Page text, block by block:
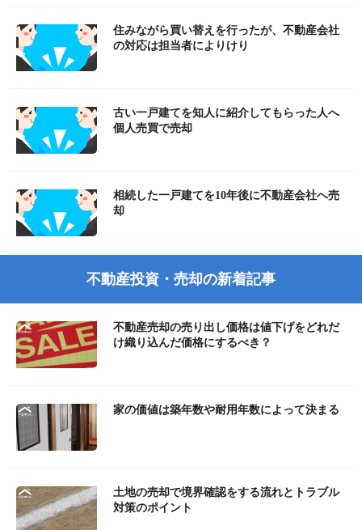
住みながら買い替えを行ったが、不動産会社
の対応は担当者によりけり
古い一戸建てを知人に紹介してもらった人へ
個人売買で売却
相続した一戸建てを10年後に不動産会社へ売
却
不動産投資・売却の新着記事
不動産売却の売り出し価格は値下げをどれだ
け織り込んだ価格にするべき？
家の価値は築年数や耐用年数によって決まる
土地の売却で境界確認をする流れとトラブル
対策のポイント